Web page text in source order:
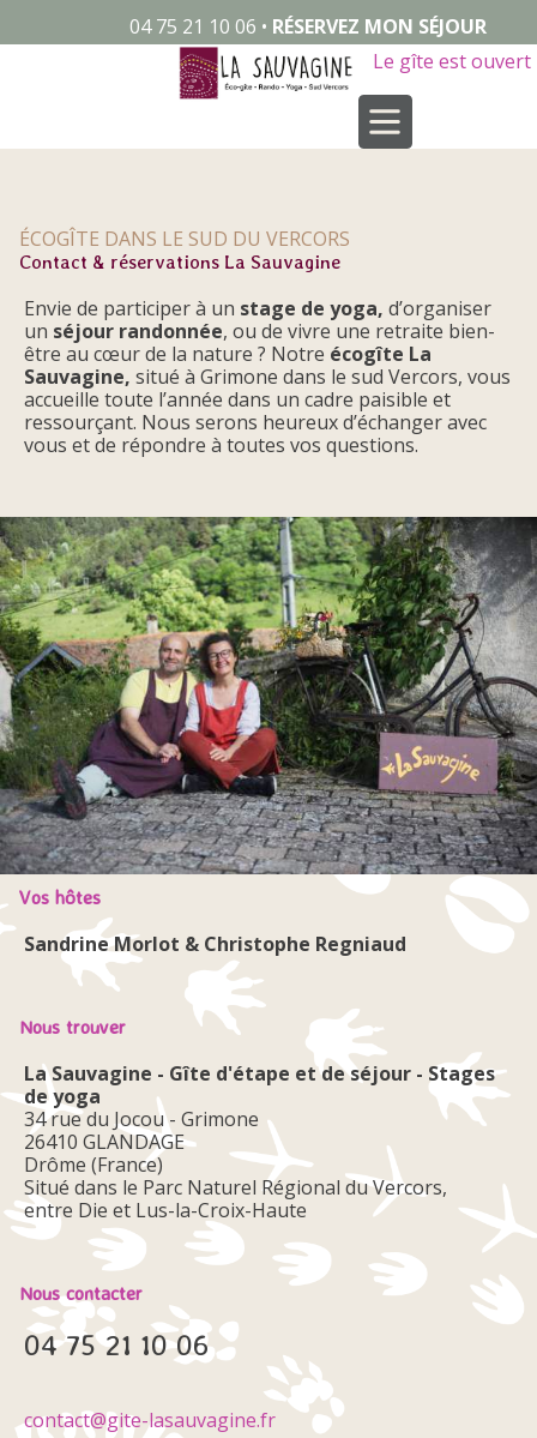
04 75 21 10 06 • RÉSERVEZ MON SÉJOUR
Le gîte est ouvert
ÉCOGÎTE DANS LE SUD DU VERCORS
Contact & réservations La Sauvagine
Envie de participer à un stage de yoga, d’organiser
un séjour randonnée, ou de vivre une retraite bien-
être au cœur de la nature ? Notre écogîte La
Sauvagine, situé à Grimone dans le sud Vercors, vous
accueille toute l’année dans un cadre paisible et
ressourçant. Nous serons heureux d’échanger avec
vous et de répondre à toutes vos questions.
Vos hôtes
Sandrine Morlot & Christophe Regniaud
Nous trouver
La Sauvagine - Gîte d'étape et de séjour - Stages
de yoga
34 rue du Jocou - Grimone
26410 GLANDAGE
Drôme (France)
Situé dans le Parc Naturel Régional du Vercors,
entre Die et Lus-la-Croix-Haute
Nous contacter
04 75 21 10 06
contact@gite-lasauvagine.fr